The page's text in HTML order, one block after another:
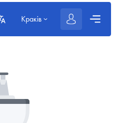
Краків